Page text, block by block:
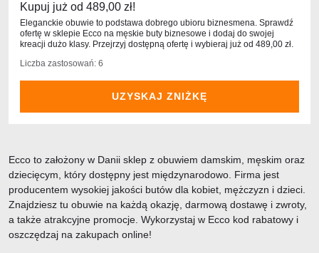
Kupuj już od 489,00 zł!
Eleganckie obuwie to podstawa dobrego ubioru biznesmena. Sprawdź
ofertę w sklepie Ecco na męskie buty biznesowe i dodaj do swojej
kreacji dużo klasy. Przejrzyj dostępną ofertę i wybieraj już od 489,00 zł.
Liczba zastosowań: 6
UZYSKAJ ZNIŻKĘ
Ecco to założony w Danii sklep z obuwiem damskim, męskim oraz
dziecięcym, który dostępny jest międzynarodowo. Firma jest
producentem wysokiej jakości butów dla kobiet, mężczyzn i dzieci.
Znajdziesz tu obuwie na każdą okazję, darmową dostawę i zwroty,
a także atrakcyjne promocje. Wykorzystaj w Ecco kod rabatowy i
oszczędzaj na zakupach online!